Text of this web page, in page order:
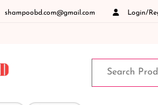
shampoobd.com@gmail.com Login/
দিন অথবা চ্যাট বক্স এ মোবাইল নাম্বার